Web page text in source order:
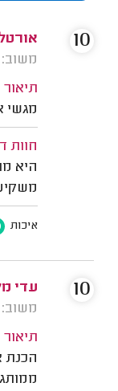
משוב: 25/02/2025
מגשי
חוות
היא
איכות
10
עדי
משוב: 28/09/2024
הכנת
10